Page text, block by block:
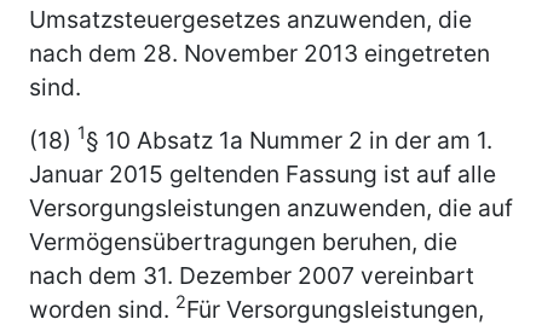
Umsatzsteuergesetzes anzuwenden, die
nach dem 28. November 2013 eingetreten
sind.
(18) 1§ 10 Absatz 1a Nummer 2 in der am 1.
Januar 2015 geltenden Fassung ist auf alle
Versorgungsleistungen anzuwenden, die auf
Vermögensübertragungen beruhen, die
nach dem 31. Dezember 2007 vereinbart
worden sind. 2Für Versorgungsleistungen,